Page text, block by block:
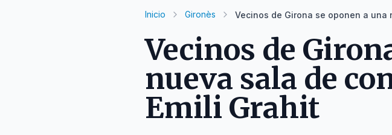
Inicio Gironès Vecinos de Girona se oponen a
Vecinos de
nueva sala de
Emili Grahit